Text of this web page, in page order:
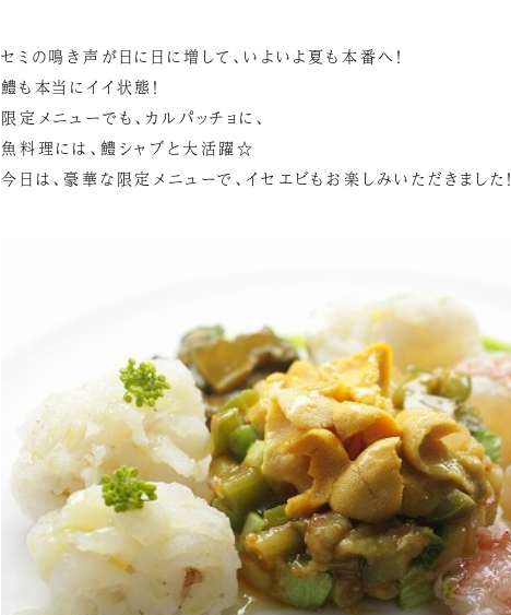
セミの鳴き声が日に日に増して、いよいよ夏も本番へ！
鱧も本当にイイ状態！
限定メニューでも、カルパッチョに、
魚料理には、鱧シャブと大活躍☆
今日は、豪華な限定メニューで、イセエビもお楽しみいただきました！